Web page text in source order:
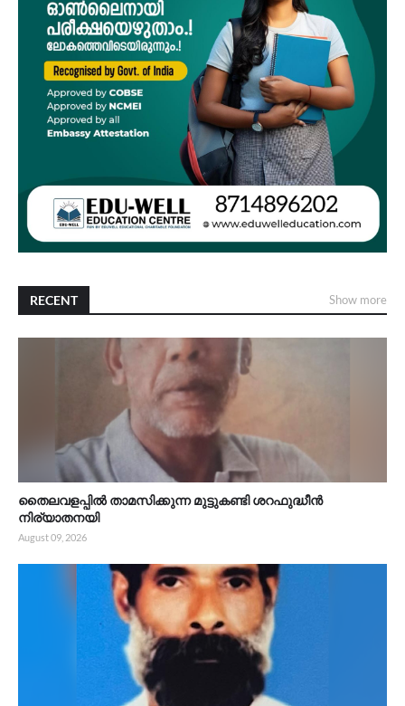
RECENT Show more
തൈലവളപ്പിൽ താമസിക്കുന്ന മുട്ടുകണ്ടി ശറഫുദ്ധീൻ
നിര്യാതനയി
August 09, 2026